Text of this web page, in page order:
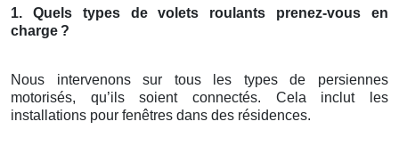
1. Quels types de volets roulants prenez-vous en
charge ?
Nous intervenons sur tous les types de persiennes
motorisés, qu’ils soient connectés. Cela inclut les
installations pour fenêtres dans des résidences.